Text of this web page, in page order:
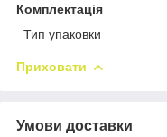
Комплектація
Тип упаковки
Приховати
Умови доставки